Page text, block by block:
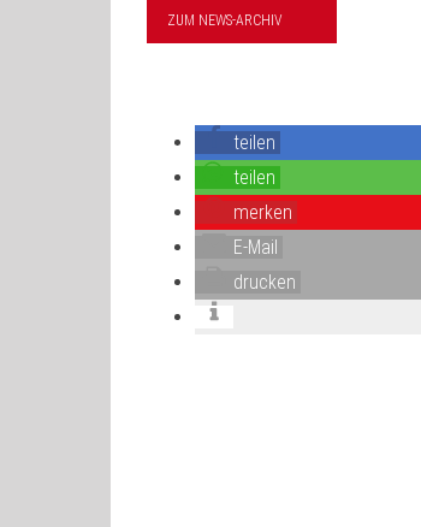
ZUM NEWS-ARCHIV
teilen
teilen
merken
E-Mail
drucken